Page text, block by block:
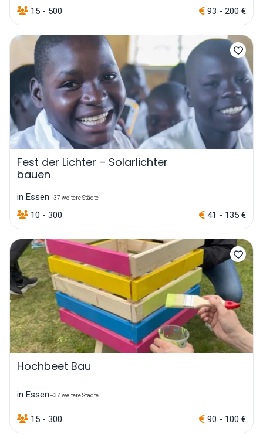
15 - 500 93 - 200 €
Fest der Lichter – Solarlichter
bauen
in Essen +37 weitere Städte
10 - 300 41 - 135 €
Hochbeet Bau
in Essen +37 weitere Städte
15 - 300 90 - 100 €